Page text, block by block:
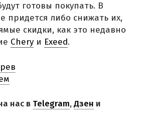
готовы покупать. В
придется либо снижать их,
скидки, как это недавно
Chery и Exeed.
нас в Telegram,Дзен и